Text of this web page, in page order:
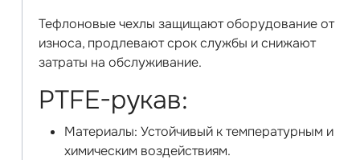
Тефлоновые чехлы защищают оборудование от
износа, продлевают срок службы и снижают
затраты на обслуживание.
PTFE-рукав:
Материалы: Устойчивый к температурным и
химическим воздействиям.